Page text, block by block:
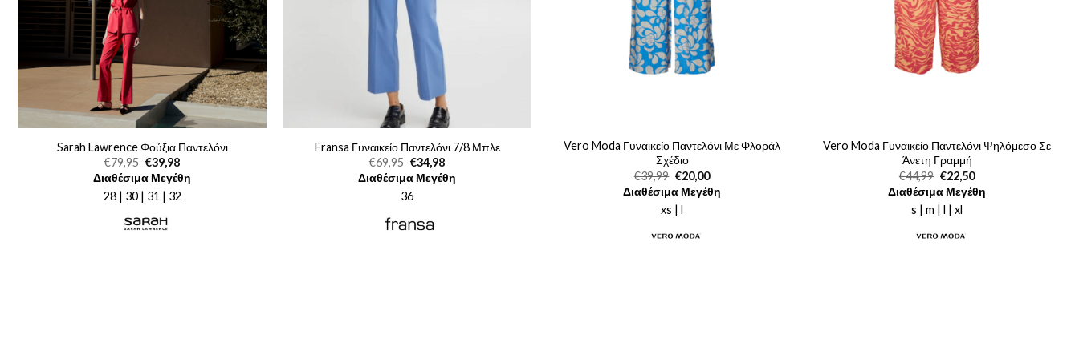
Sarah Lawrence Φούξια Παντελόνι
€79,95 Original
price
was:
€79,95.
€39,98Η
τρέχουσα
τιμή
είναι:
Διαθέσιμα Μεγέθη
28 | 30 | 31 | 32
Fransa Γυναικείο Παντελόνι 7/8 Μπλε
€69,95 Original
price
was:
€69,95.
€34,98Η
τρέχουσα
τιμή
Διαθέσιμα Μεγέθη
36
Vero Moda Γυναικείο Παντελόνι Με Φλοράλ
Σχέδιο
€39,99 Original
price
was:
€39,99.
€20,00Η
τρέχουσα
τιμή
Διαθέσιμα Μεγέθη
xs | l
Vero Moda Γυναικείο Παντελόνι Ψηλόμεσο Σε
Άνετη Γραμμή
€44,99 Original
price
was:
€44,99.
€22,50Η
τρέχουσα
τιμή
Διαθέσιμα Μεγέθη
s | m | l | xl